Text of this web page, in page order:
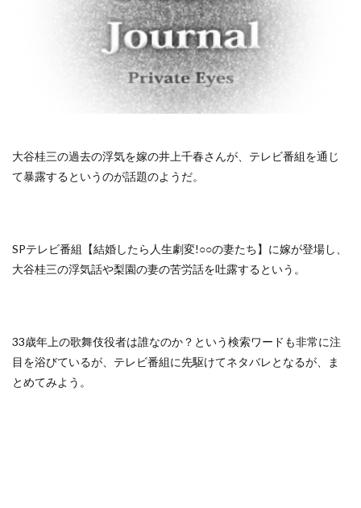
大谷桂三の過去の浮気を嫁の井上千春さんが、テレビ番組を通じ
て暴露するというのが話題のようだ。
SPテレビ番組【結婚したら人生劇変!○○の妻たち】に嫁が登場し、
大谷桂三の浮気話や梨園の妻の苦労話を吐露するという。
33歳年上の歌舞伎役者は誰なのか？という検索ワードも非常に注
目を浴びているが、テレビ番組に先駆けてネタバレとなるが、ま
とめてみよう。